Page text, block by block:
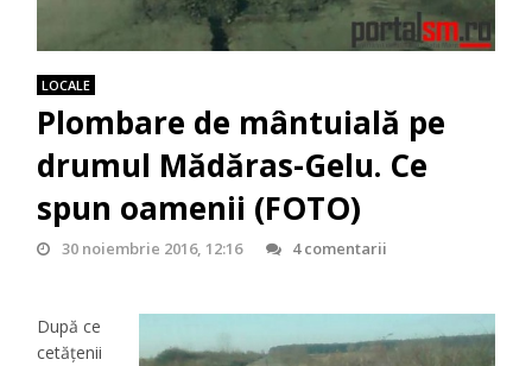
LOCALE
Plombare de mântuială pe
drumul Mădăras-Gelu. Ce
spun oamenii (FOTO)
30 noiembrie 2016, 12:16 4 comentarii
După ce
cetățenii